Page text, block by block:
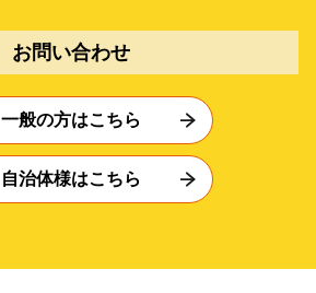
お問い合わせ
一般の方はこちら
自治体様はこちら